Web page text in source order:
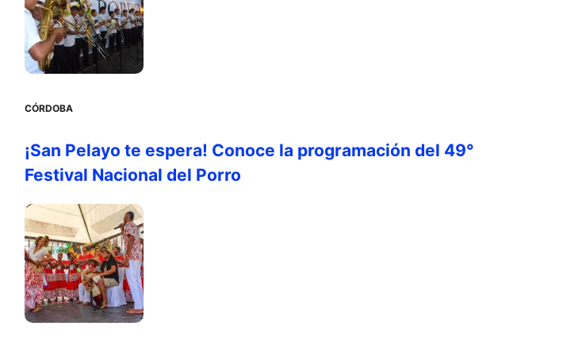
CÓRDOBA
¡San Pelayo te espera! Conoce la programación del 49°
Festival Nacional del Porro